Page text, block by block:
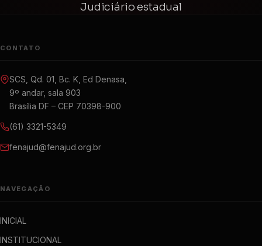
Judiciário estadual
CONTATO
SCS, Qd. 01, Bc. K, Ed Denasa,
9º andar, sala 903
Brasília DF – CEP 70398-900
(61) 3321-5349
fenajud@fenajud.org.br
NAVEGAÇÃO
INICIAL
INSTITUCIONAL